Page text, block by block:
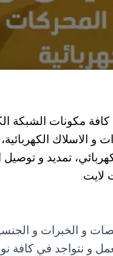
مكونات الشبكة
و الاسلاك
تمديد و
لايت.
و الخبرات و
و نتواجد في كافة